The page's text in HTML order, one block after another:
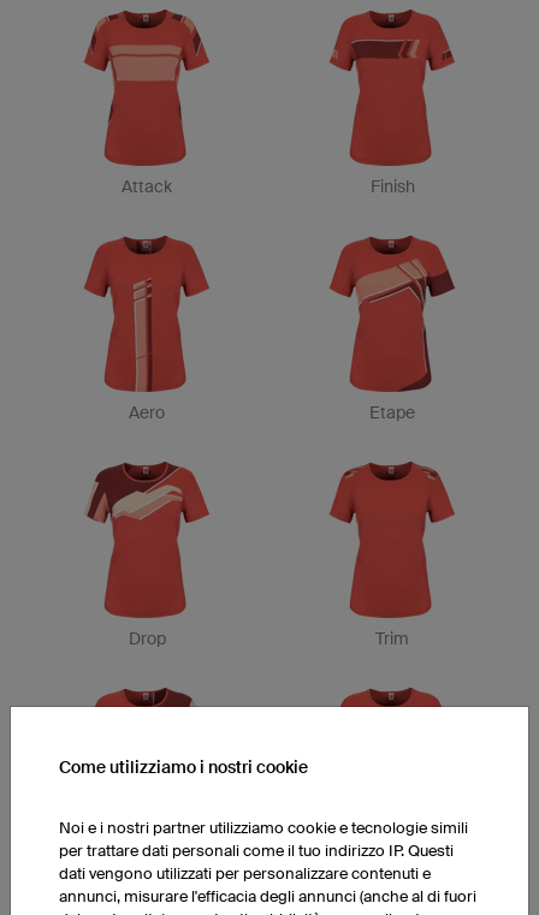
Attack Finish
Aero Etape
Drop Trim
Valley Way
Come utilizziamo i nostri cookie
Noi e i nostri partner utilizziamo cookie e tecnologie simili
per trattare dati personali come il tuo indirizzo IP. Questi
dati vengono utilizzati per personalizzare contenuti e
annunci, misurare l'efficacia degli annunci (anche al di fuori